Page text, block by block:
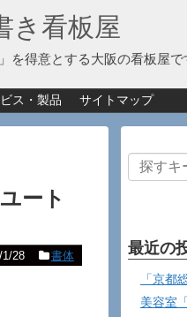
き看板屋
を得意とする大阪の看板屋で
ス・製品 サイトマップ
ート
1/28 書体 最近の
「京都
美容室